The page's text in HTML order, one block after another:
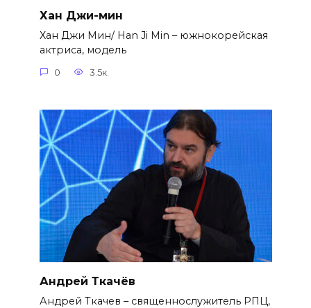
Хан Джи-мин
Хан Джи Мин/ Han Ji Min – южнокорейская
актриса, модель
0 3.5к.
Андрей Ткачёв
Андрей Ткачев – священнослужитель РПЦ,